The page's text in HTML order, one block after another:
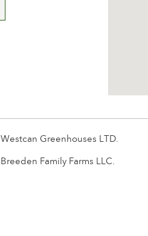
Westcan Greenhouses LTD.
Breeden Family Farms LLC.